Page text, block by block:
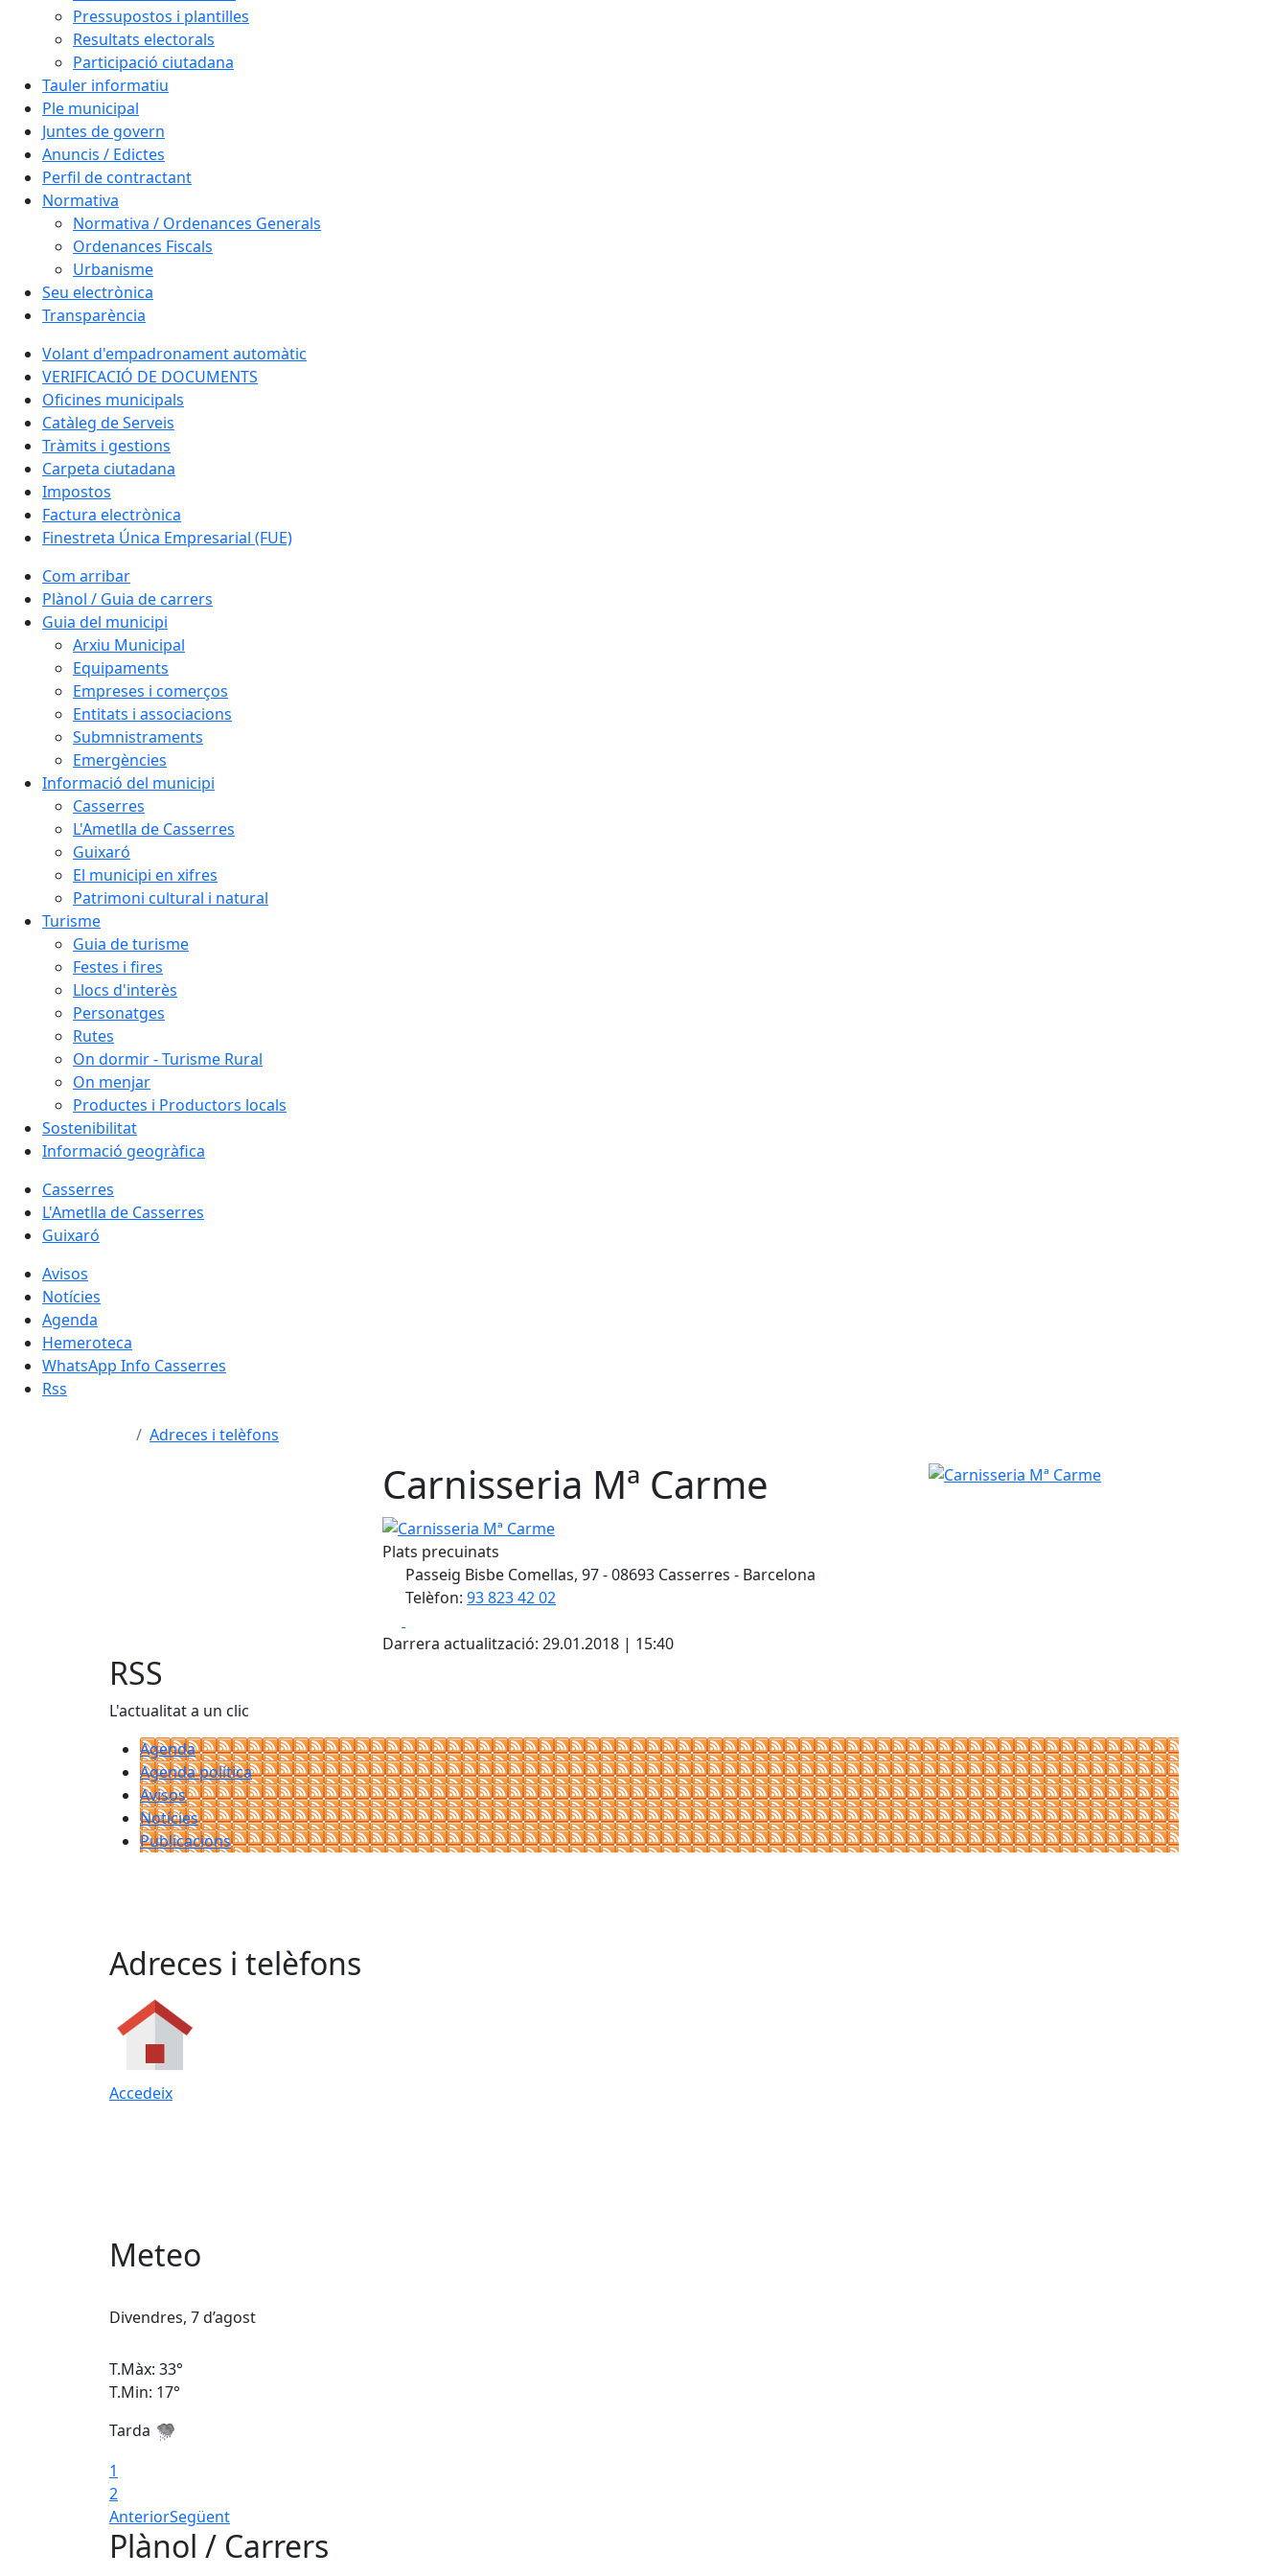
Pressupostos i plantilles
Resultats electorals
Participació ciutadana
Tauler informatiu
Ple municipal
Juntes de govern
Anuncis / Edictes
Perfil de contractant
Normativa
Normativa / Ordenances Generals
Ordenances Fiscals
Urbanisme
Seu electrònica
Transparència
Volant d'empadronament automàtic
VERIFICACIÓ DE DOCUMENTS
Oficines municipals
Catàleg de Serveis
Tràmits i gestions
Carpeta ciutadana
Impostos
Factura electrònica
Finestreta Única Empresarial (FUE)
Com arribar
Plànol / Guia de carrers
Guia del municipi
Arxiu Municipal
Equipaments
Empreses i comerços
Entitats i associacions
Submnistraments
Emergències
Informació del municipi
Casserres
L'Ametlla de Casserres
Guixaró
El municipi en xifres
Patrimoni cultural i natural
Turisme
Guia de turisme
Festes i fires
Llocs d'interès
Personatges
Rutes
On dormir - Turisme Rural
On menjar
Productes i Productors locals
Sostenibilitat
Informació geogràfica
Casserres
L'Ametlla de Casserres
Guixaró
Avisos
Notícies
Agenda
Hemeroteca
WhatsApp Info Casserres
Rss
Adreces i telèfons
Carnisseria Mª Carme
Carnisseria Mª Carme
Plats precuinats
Passeig Bisbe Comellas, 97 - 08693 Casserres - Barcelona
Telèfon: 93 823 42 02
Darrera actualització: 29.01.2018 | 15:40
Carnisseria Mª Carme
RSS
L'actualitat a un clic
Agenda
Agenda política
Avisos
Notícies
Publicacions
Adreces i telèfons
Accedeix
Meteo
Divendres, 7 d’agost
T.Màx: 33°
T.Min: 17°
Tarda
1
2
AnteriorSegüent
Plànol / Carrers